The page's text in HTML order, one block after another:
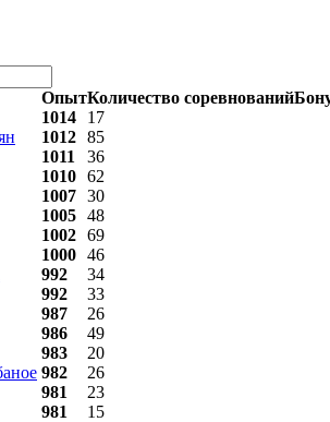
ОпытКоличество соревнований
1014
17
1012 85
1011
36
1010 62
1007 30
1005 48
1002 69
1000 46
992
34
992
33
987
26
986
49
983
20
982
26
981
23
981
15